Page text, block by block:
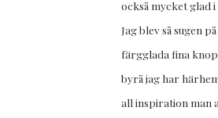
också mycket glad
Jag blev så sugen
färgglada fina
byrå jag har
all inspiration man